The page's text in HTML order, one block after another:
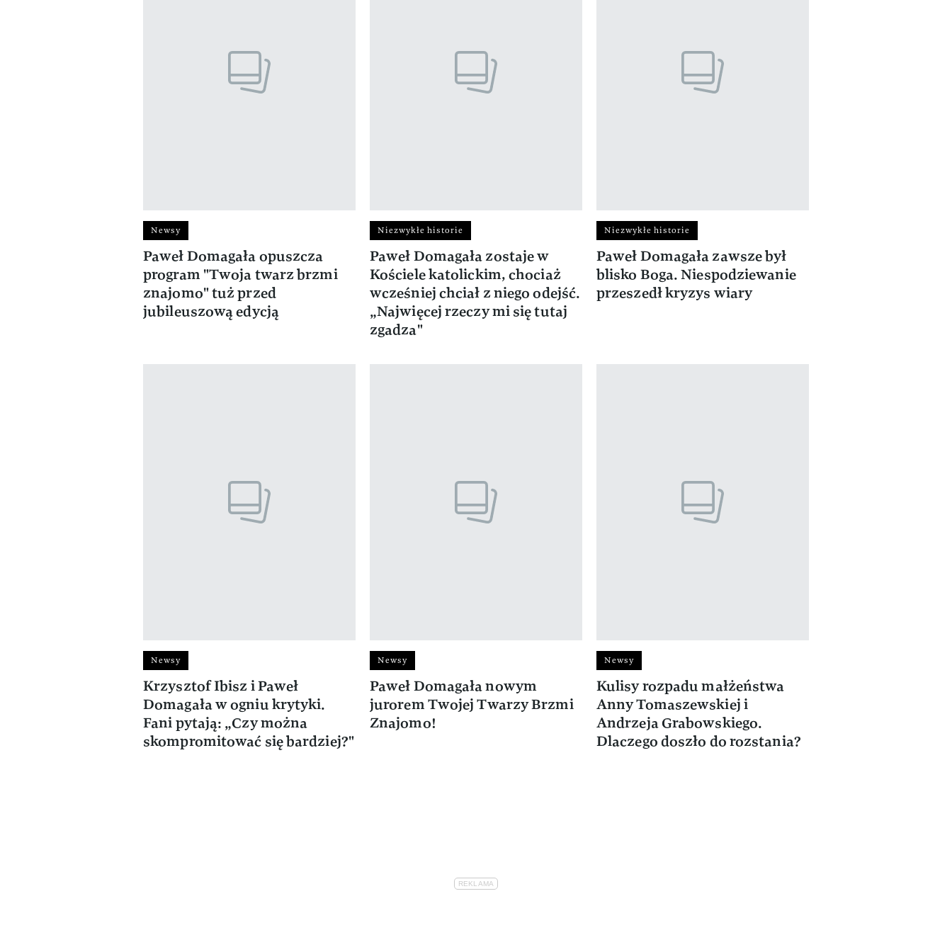
Newsy
Paweł Domagała opuszcza
program "Twoja twarz brzmi
znajomo" tuż przed
jubileuszową edycją
Niezwykłe historie
Paweł Domagała zostaje w
Kościele katolickim, chociaż
wcześniej chciał z niego odejść.
„Najwięcej rzeczy mi się tutaj
zgadza"
Niezwykłe historie
Paweł Domagała zawsze był
blisko Boga. Niespodziewanie
przeszedł kryzys wiary
Newsy
Krzysztof Ibisz i Paweł
Domagała w ogniu krytyki.
Fani pytają: „Czy można
skompromitować się bardziej?"
Newsy
Paweł Domagała nowym
jurorem Twojej Twarzy Brzmi
Znajomo!
Newsy
Kulisy rozpadu małżeństwa
Anny Tomaszewskiej i
Andrzeja Grabowskiego.
Dlaczego doszło do rozstania?